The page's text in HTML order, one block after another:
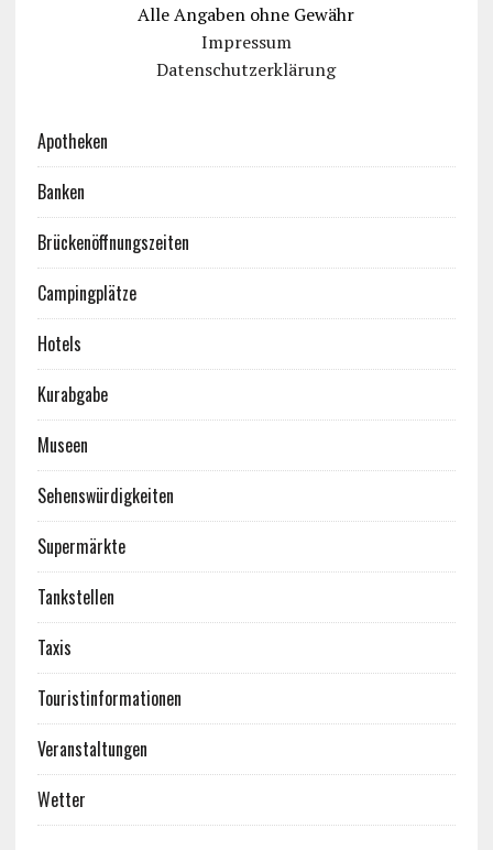
Alle Angaben ohne Gewähr
Impressum
Datenschutzerklärung
Apotheken
Banken
Brückenöffnungszeiten
Campingplätze
Hotels
Kurabgabe
Museen
Sehenswürdigkeiten
Supermärkte
Tankstellen
Taxis
Touristinformationen
Veranstaltungen
Wetter